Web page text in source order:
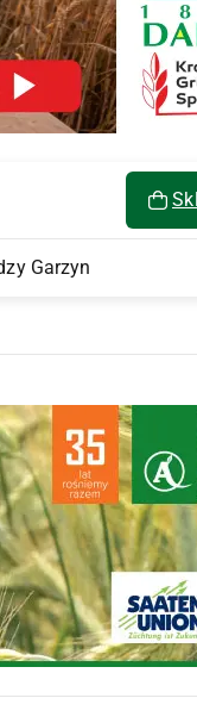
Garzyn